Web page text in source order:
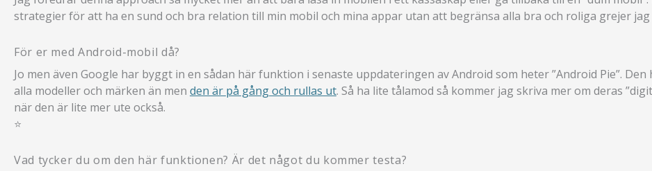
strategier för att ha en sund och bra relation till min mobil och mina appar utan att begränsa alla bra och roliga grejer
För er med Android-mobil då?
Jo men även Google har byggt in en sådan här funktion i senaste uppdateringen av Android som heter ”Android Pie”.
alla modeller och märken än men den är på gång och rullas ut. Så ha lite tålamod så kommer jag skriva mer om deras
när den är lite mer ute också.
⭐️
Vad tycker du om den här funktionen? Är det något du kommer testa?